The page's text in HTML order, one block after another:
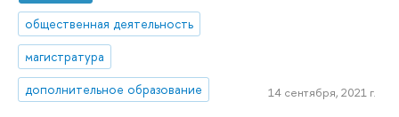
общественная деятельность
магистратура
дополнительное образование
14 сентября, 2021 г.